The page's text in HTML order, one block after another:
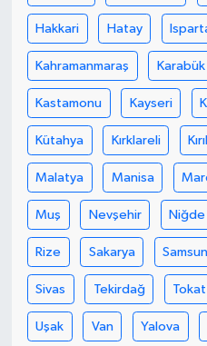
Hakkari Hatay
Kahramanmaraş Karabük
Kastamonu Kayseri
Kütahya Kırklareli
Malatya Manisa
Muş Nevşehir Niğde
Rize Sakarya Samsun
Sivas Tekirdağ Tokat
Uşak Van Yalova